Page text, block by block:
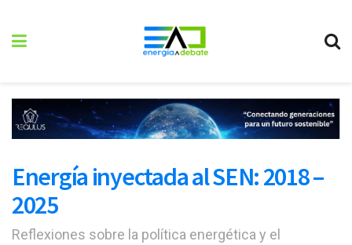
Energía inyectada al SEN: 2018 –
2025
Reflexiones sobre la política energética y el